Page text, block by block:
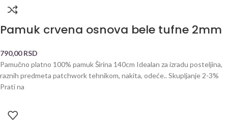
Pamuk crvena osnova bele tufne 2mm
790,00RSD
Pamučno platno 100% pamuk Širina 140cm Idealan za izradu posteljina,
raznih predmeta patchwork tehnikom, nakita, odeće.. Skupljanje 2-3%
Prati na